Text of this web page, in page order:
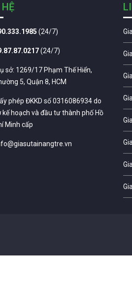
(24/7)
(24/7)
sở: 1269/17 Phạm Thế Hiển,
5, Quận 8, HCM
phép ĐKKD số 0316086934 do
kế hoạch và đầu tư thành phố Hồ
Minh cấp